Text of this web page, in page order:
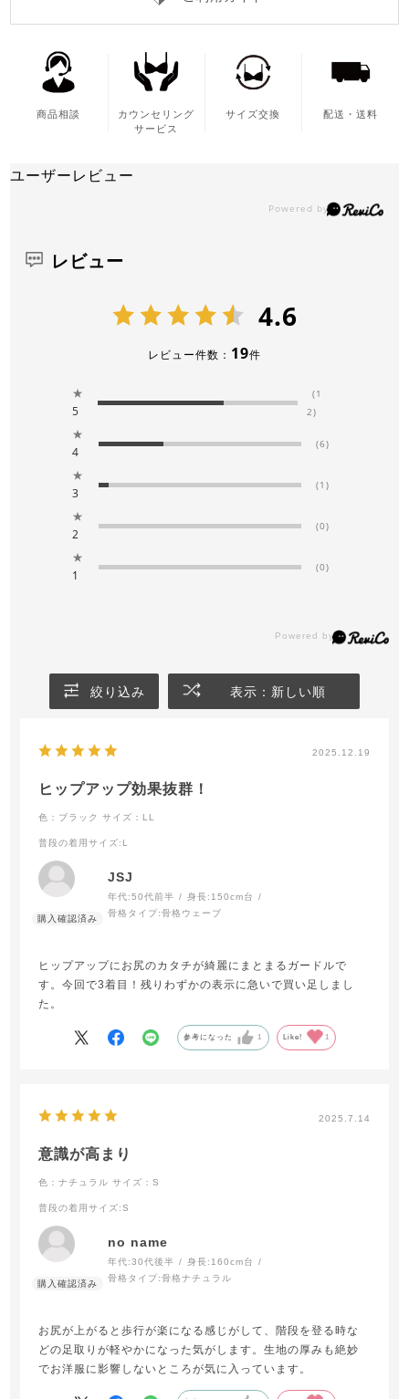
商品相談
カウンセリング
サービス
サイズ交換 配送・送料
ユーザーレビュー
レビュー
4.6
レビュー件数： 19件
★
5
(1
2)
★
4
(6)
★
3
(1)
★
2
(0)
★
1
(0)
絞り込み 表示：新しい順
2025.12.19
ヒップアップ効果抜群！
色：ブラック サイズ：LL
普段の着用サイズ:L
JSJ
年代:50代前半 身長: 150cm台
骨格タイプ:骨格ウェーブ
ヒップアップにお尻のカタチが綺麗にまとまるガードルで
す。今回で3着目！残りわずかの表示に急いで買い足しまし
た。
参考になった 1 Like! 1
2025.7.14
意識が高まり
色：ナチュラル サイズ：S
普段の着用サイズ:S
no name
年代:30代後半 身長: 160cm台
骨格タイプ:骨格ナチュラル
お尻が上がると歩行が楽になる感じがして、階段を登る時な
どの足取りが軽やかになった気がします。生地の厚みも絶妙
でお洋服に影響しないところが気に入っています。